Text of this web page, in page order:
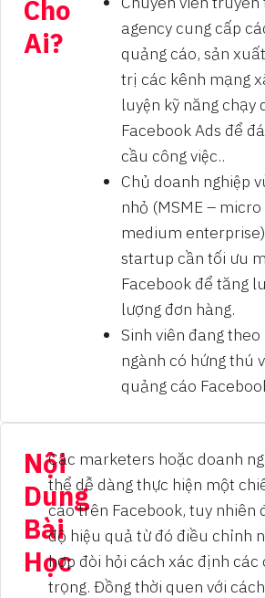
Cho
Ai?
agency cung cấp
quảng cáo, sản
trị các kênh mạng
luyện kỹ năng chạy
Facebook Ads để
cầu công việc..
Chủ doanh nghiệp
nhỏ (MSME –
medium
startup cần tối ưu
Facebook để tăng
lượng đơn hàng.
Sinh viên đang
ngành có hứng thú
quảng cáo
Nội
Dung
Bài
Học
Các marketers hoặc doanh
thể dễ dàng thực hiện một
cáo trên Facebook, tuy nhiên
độ hiệu quả từ đó điều chỉnh
hợp đòi hỏi cách xác định các
trọng. Đồng thời quen với